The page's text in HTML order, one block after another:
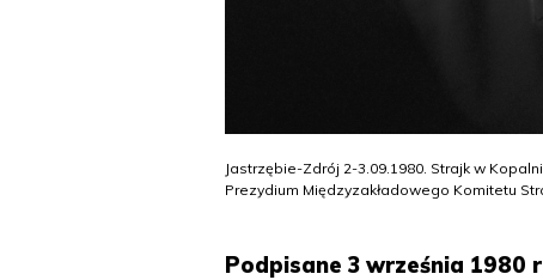
Jastrzębie-Zdrój 2-3.09.1980. Strajk w
Prezydium Międzyzakładowego Komitetu
Podpisane 3 września 1980